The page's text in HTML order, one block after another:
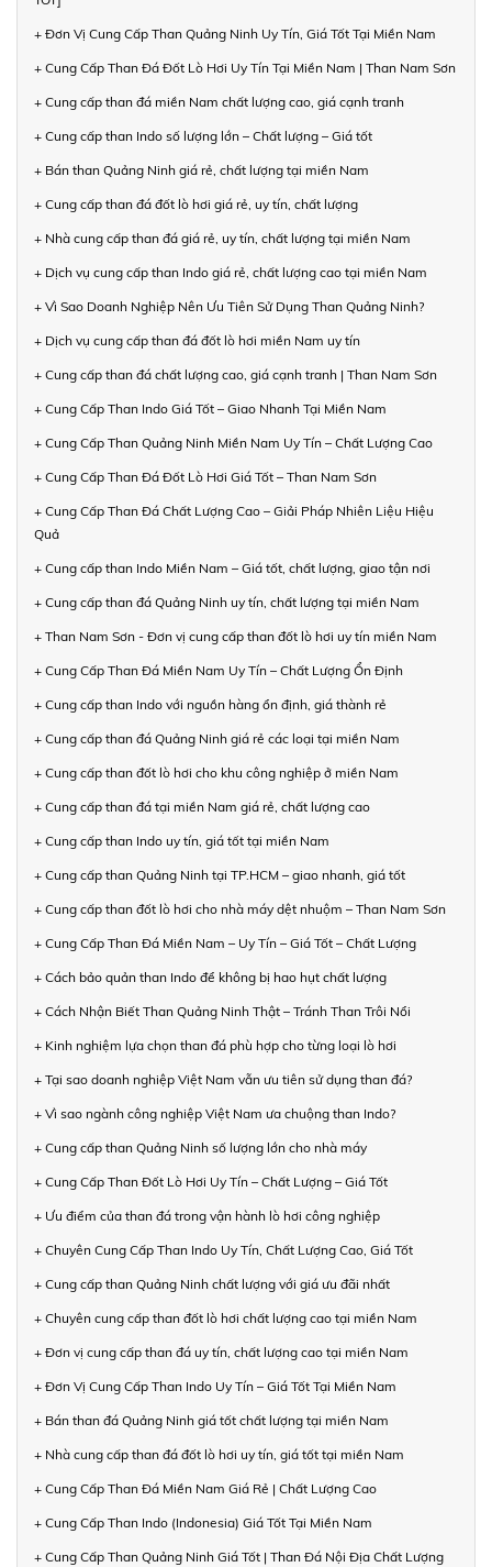
+ Đơn Vị Cung Cấp Than Quảng Ninh Uy Tín, Giá Tốt Tại Miền Nam
+ Cung Cấp Than Đá Đốt Lò Hơi Uy Tín Tại Miền Nam | Than Nam Sơn
+ Cung cấp than đá miền Nam chất lượng cao, giá cạnh tranh
+ Cung cấp than Indo số lượng lớn – Chất lượng – Giá tốt
+ Bán than Quảng Ninh giá rẻ, chất lượng tại miền Nam
+ Cung cấp than đá đốt lò hơi giá rẻ, uy tín, chất lượng
+ Nhà cung cấp than đá giá rẻ, uy tín, chất lượng tại miền Nam
+ Dịch vụ cung cấp than Indo giá rẻ, chất lượng cao tại miền Nam
+ Vì Sao Doanh Nghiệp Nên Ưu Tiên Sử Dụng Than Quảng Ninh?
+ Dịch vụ cung cấp than đá đốt lò hơi miền Nam uy tín
+ Cung cấp than đá chất lượng cao, giá cạnh tranh | Than Nam Sơn
+ Cung Cấp Than Indo Giá Tốt – Giao Nhanh Tại Miền Nam
+ Cung Cấp Than Quảng Ninh Miền Nam Uy Tín – Chất Lượng Cao
+ Cung Cấp Than Đá Đốt Lò Hơi Giá Tốt – Than Nam Sơn
+ Cung Cấp Than Đá Chất Lượng Cao – Giải Pháp Nhiên Liệu Hiệu
Quả
+ Cung cấp than Indo Miền Nam – Giá tốt, chất lượng, giao tận nơi
+ Cung cấp than đá Quảng Ninh uy tín, chất lượng tại miền Nam
+ Than Nam Sơn - Đơn vị cung cấp than đốt lò hơi uy tín miền Nam
+ Cung Cấp Than Đá Miền Nam Uy Tín – Chất Lượng Ổn Định
+ Cung cấp than Indo với nguồn hàng ổn định, giá thành rẻ
+ Cung cấp than đá Quảng Ninh giá rẻ các loại tại miền Nam
+ Cung cấp than đốt lò hơi cho khu công nghiệp ở miền Nam
+ Cung cấp than đá tại miền Nam giá rẻ, chất lượng cao
+ Cung cấp than Indo uy tín, giá tốt tại miền Nam
+ Cung cấp than Quảng Ninh tại TP.HCM – giao nhanh, giá tốt
+ Cung cấp than đốt lò hơi cho nhà máy dệt nhuộm – Than Nam Sơn
+ Cung Cấp Than Đá Miền Nam – Uy Tín – Giá Tốt – Chất Lượng
+ Cách bảo quản than Indo để không bị hao hụt chất lượng
+ Cách Nhận Biết Than Quảng Ninh Thật – Tránh Than Trôi Nổi
+ Kinh nghiệm lựa chọn than đá phù hợp cho từng loại lò hơi
+ Tại sao doanh nghiệp Việt Nam vẫn ưu tiên sử dụng than đá?
+ Vì sao ngành công nghiệp Việt Nam ưa chuộng than Indo?
+ Cung cấp than Quảng Ninh số lượng lớn cho nhà máy
+ Cung Cấp Than Đốt Lò Hơi Uy Tín – Chất Lượng – Giá Tốt
+ Ưu điểm của than đá trong vận hành lò hơi công nghiệp
+ Chuyên Cung Cấp Than Indo Uy Tín, Chất Lượng Cao, Giá Tốt
+ Cung cấp than Quảng Ninh chất lượng với giá ưu đãi nhất
+ Chuyên cung cấp than đốt lò hơi chất lượng cao tại miền Nam
+ Đơn vị cung cấp than đá uy tín, chất lượng cao tại miền Nam
+ Đơn Vị Cung Cấp Than Indo Uy Tín – Giá Tốt Tại Miền Nam
+ Bán than đá Quảng Ninh giá tốt chất lượng tại miền Nam
+ Nhà cung cấp than đá đốt lò hơi uy tín, giá tốt tại miền Nam
+ Cung Cấp Than Đá Miền Nam Giá Rẻ | Chất Lượng Cao
+ Cung Cấp Than Indo (Indonesia) Giá Tốt Tại Miền Nam
+ Cung Cấp Than Quảng Ninh Giá Tốt | Than Đá Nội Địa Chất Lượng